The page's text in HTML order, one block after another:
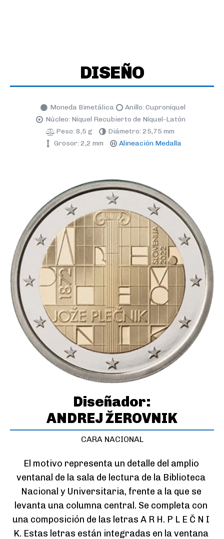
DISEÑO
Moneda Bimetálica
Anillo: Cuproníquel
Núcleo: Níquel Recubierto de Níquel-Latón
Peso: 8,5 g
Diámetro: 25,75 mm
Grosor: 2,2 mm
Alineación Medalla
Diseñador:
ANDREJ ŽEROVNIK
CARA NACIONAL
El motivo representa un detalle del amplio
ventanal de la sala de lectura de la Biblioteca
Nacional y Universitaria, frente a la que se
levanta una columna central. Se completa con
una composición de las letras A R H. P L E Č N I
K. Estas letras están integradas en la ventana